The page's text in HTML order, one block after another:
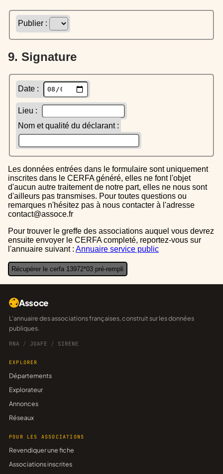
Publier :
9. Signature
Date :
Lieu :
Nom et qualité du déclarant :
Les données entrées dans le formulaire sont uniquement
inscrites dans le CERFA généré, elles ne font l'objet
d'aucun autre traitement de notre part, elles ne nous sont
d'ailleurs pas transmises. Pour toutes questions ou
remarques n'hésitez pas à nous contacter à l'adresse
contact@assoce.fr
Pour trouver le greffe des associations auquel vous devrez
ensuite envoyer le CERFA completé, reportez-vous sur
l'annuaire suivant : Annuaire service public
Récupérer le cerfa 13972*03 pré-rempli
Assoce
L'annuaire des associations françaises, construit sur les données
publiques.
RNA / JOAFE / SIRENE
EXPLORER
Départements
Explorateur
Annonces
Réseaux
POUR LES ASSOCIATIONS
Revendiquer une fiche
Associations inscrites